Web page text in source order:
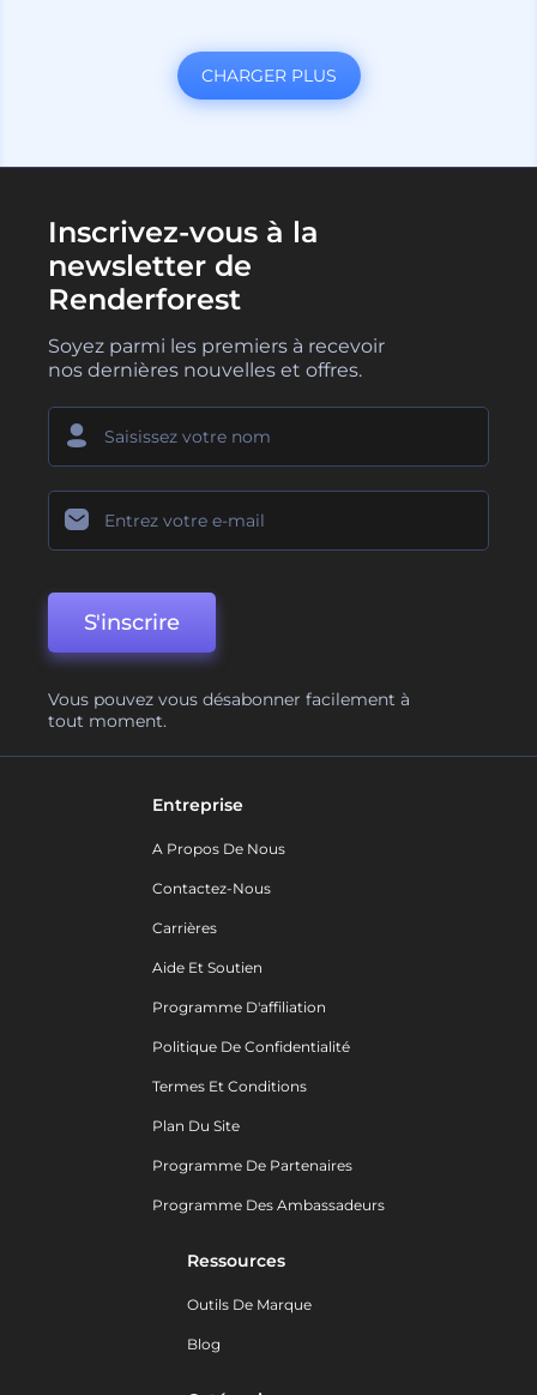
CHARGER PLUS
Inscrivez-vous à la
newsletter de
Renderforest
Soyez parmi les premiers à recevoir
nos dernières nouvelles et offres.
S'inscrire
Vous pouvez vous désabonner facilement à
tout moment.
Entreprise
A Propos De Nous
Contactez-Nous
Carrières
Aide Et Soutien
Programme D'affiliation
Politique De Confidentialité
Termes Et Conditions
Plan Du Site
Programme De Partenaires
Programme Des Ambassadeurs
Ressources
Outils De Marque
Blog